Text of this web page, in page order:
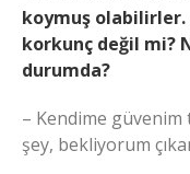
koymuş olabilirler.
korkunç değil mi?
durumda?
– Kendime
şey, bekliyorum